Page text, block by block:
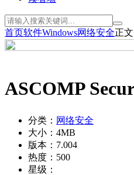
首页软件Windows网络安全正文
ASCOMP
分类： 网络安全
大小： 4MB
版本： 7.004
热度： 500
星级：